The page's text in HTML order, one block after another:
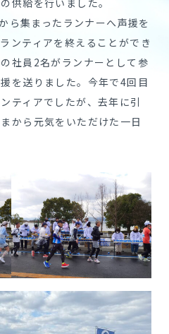
合わせ
い合わせ
供給を行いました。
集まったランナーへ声援を
ンティアを終えることができ
社員2名がランナーとして参
を送りました。今年で4回目
ティアでしたが、去年に引
から元気をいただけた一日